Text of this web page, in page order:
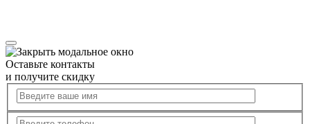
Оставьте контакты
и получите скидку